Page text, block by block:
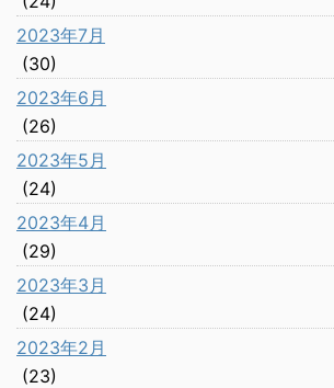
2023年7月
(30)
2023年6月
(26)
2023年5月
(24)
2023年4月
(29)
2023年3月
(24)
2023年2月
(23)